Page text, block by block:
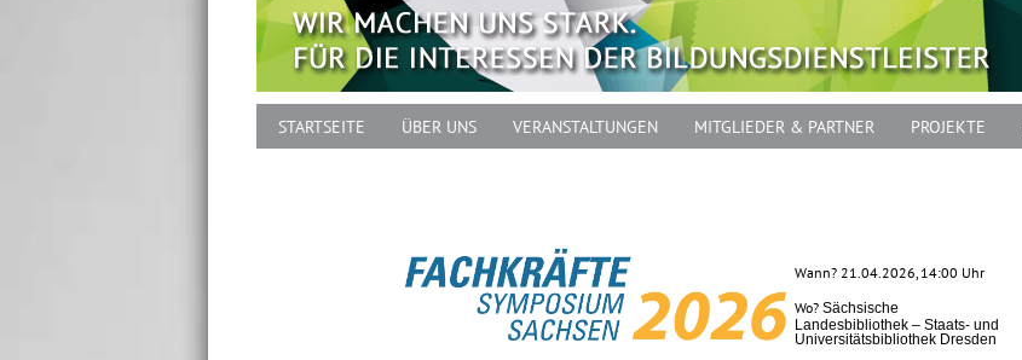
STARTSEITE ÜBER UNS VERANSTALTUNGEN MITGLIEDER & PARTNER PROJEKTE
Wann? 21.04.2026, 14:00 Uhr
Wo? Sächsische
Landesbibliothek – Staats- und
Universitätsbibliothek Dresden